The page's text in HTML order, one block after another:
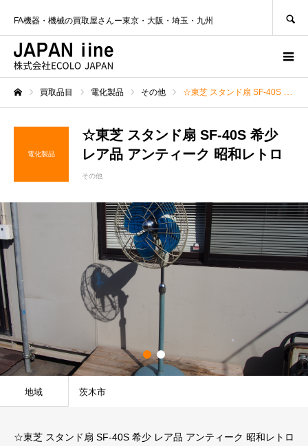
FA機器・機械の買取屋さんー東京・大阪・埼玉・九州
買取品目 電化製品 その他 ☆東芝 スタンド扇 SF-40S 希少 レア品 アンティーク 昭和レトロ
電化製品
☆東芝 スタンド扇 SF-40S 希少
レア品 アンティーク 昭和レトロ
その他
地域 茨木市
☆東芝 スタンド扇 SF-40S 希少 レア品 アンティーク 昭和レトロ